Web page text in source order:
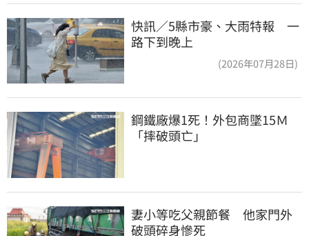
快訊／5縣市豪、大雨特報 一
路下到晚上
(2026年07月28日)
鋼鐵廠爆1死！外包商墜15Ｍ
「摔破頭亡」
妻小等吃父親節餐　他家門外
破頭碎身慘死